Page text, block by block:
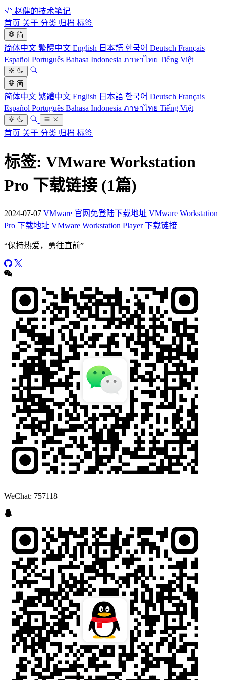
赵健的技术笔记
首页 关于 分类 归档 标签
简
简体中文 繁體中文 English 日本語 한국어 Deutsch Français
Español Português Bahasa Indonesia ภาษาไทย Tiếng Việt
简
简体中文 繁體中文 English 日本語 한국어 Deutsch Français
Español Português Bahasa Indonesia ภาษาไทย Tiếng Việt
首页 关于 分类 归档 标签
标签: VMware Workstation
Pro 下载链接 (1篇)
2024-07-07 VMware 官网免登陆下载地址 VMware Workstation
Pro 下载地址 VMware Workstation Player 下载链接
“保持热爱，勇往直前”
WeChat: 757118